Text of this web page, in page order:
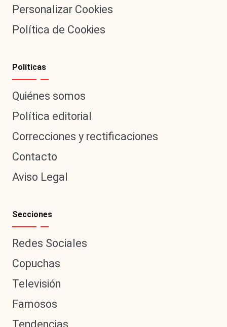
Personalizar Cookies
Política de Cookies
Políticas
Quiénes somos
Política editorial
Correcciones y rectificaciones
Contacto
Aviso Legal
Secciones
Redes Sociales
Copuchas
Televisión
Famosos
Tendencias